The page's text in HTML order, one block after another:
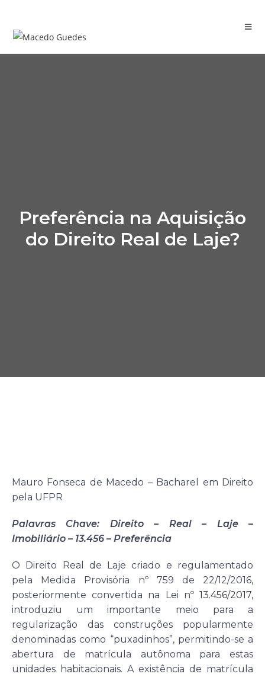
Preferência na Aquisição
do Direito Real de Laje?
Mauro Fonseca de Macedo – Bacharel em Direito
pela UFPR
Palavras Chave: Direito – Real – Laje –
Imobiliário – 13.456 – Preferência
O Direito Real de Laje criado e regulamentado
pela Medida Provisória nº 759 de 22/12/2016,
posteriormente convertida na Lei nº 13.456/2017,
introduziu um importante meio para a
regularização das construções popularmente
denominadas como “puxadinhos”, permitindo-se a
abertura de matrícula autônoma para estas
unidades habitacionais. A existência de matrícula